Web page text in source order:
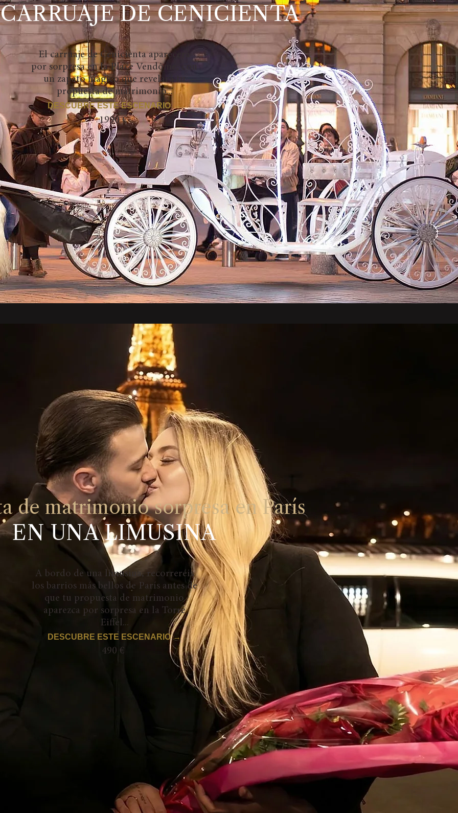
DE CENICIENTA
El carruaje de Cenicienta aparecerá
por sorpresa en la Place Vendôme, con
un zapato mágico que revelará tu
propuesta de matrimonio...
DESCUBRE ESTE ESCENARIO →
1990 €
de matrimonio sorpresa en París
EN UNA LIMUSINA
A bordo de una limusina, recorreréis
los barrios más bellos de París antes de
que tu propuesta de matrimonio
aparezca por sorpresa en la Torre
Eiffel...
DESCUBRE ESTE ESCENARIO →
490 €